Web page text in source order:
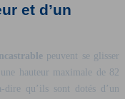
et d’un
peuvent se glisser
hauteur maximale de 82
qu’ils sont dotés d’un